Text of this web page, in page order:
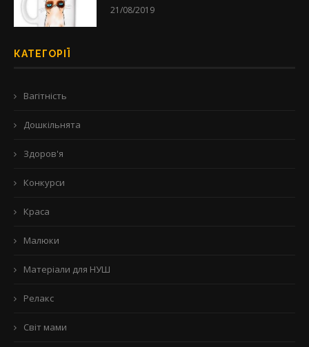
21/08/2019
КАТЕГОРІЇ
Вагітність
Дошкільнята
Здоров'я
Конкурси
Краса
Малюки
Матеріали для НУШ
Релакс
Світ мами